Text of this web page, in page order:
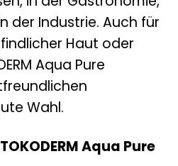
der Industrie. Auch für
Haut oder
Aqua Pure
Wahl.
Aqua Pure